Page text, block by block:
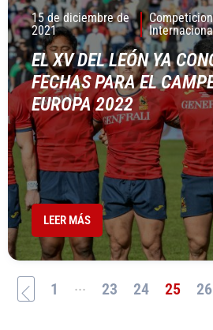
15 de diciembre de
2021
EL XV DEL LEÓN YA
FECHAS PARA EL
EUROPA 2022
LEER MÁS
1 ... 23 24 25 26